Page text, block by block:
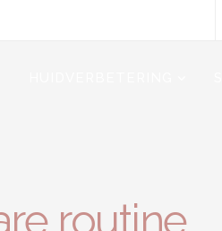
routine